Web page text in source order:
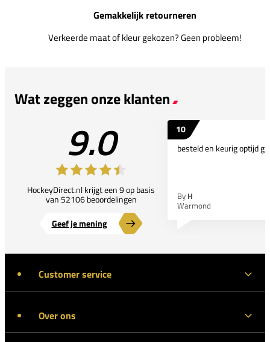
Gemakkelijk retourneren
Verkeerde maat of kleur gekozen? Geen probleem!
Wat zeggen onze klanten
9.0
HockeyDirect.nl krijgt een 9 op basis
van 52106 beoordelingen
Geef je mening
10
besteld en keurig optijd
By H
Warmond
Customer service
Over ons